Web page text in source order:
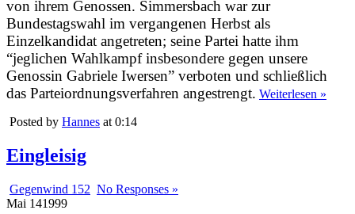
von ihrem Genossen. Simmersbach war zur
Bundestagswahl im vergangenen Herbst als
Einzelkandidat angetreten; seine Partei hatte ihm
“jeglichen Wahlkampf insbesondere gegen unsere
Genossin Gabriele Iwersen” verboten und schließlich
das Parteiordnungsverfahren angestrengt. Weiterlesen »
Posted by Hannes at 0:14
Eingleisig
Gegenwind 152 No Responses »
Mai 141999